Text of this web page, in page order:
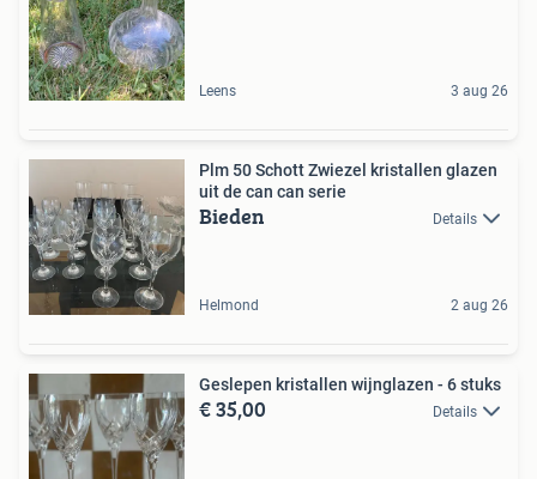
Leens 3 aug 26
Plm 50 Schott Zwiezel kristallen glazen
uit de can can serie
Bieden Details
Helmond 2 aug 26
Geslepen kristallen wijnglazen - 6 stuks
€ 35,00 Details